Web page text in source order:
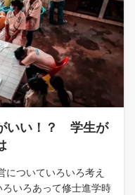
いい！？ 学生が
についていろいろ考え
いろあって修士進学時